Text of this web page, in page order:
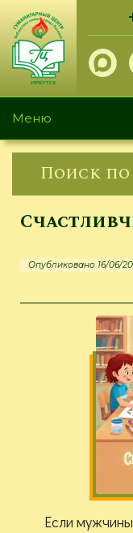
Перейти
основному
содержанию
Меню
Поиск по
Опубликовано 16/06/
Если